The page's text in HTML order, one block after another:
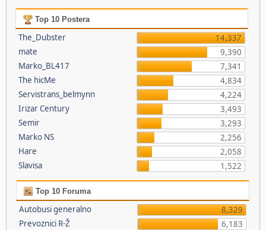
Top 10 Postera
The_Dubster
14,337
mate
9,390
Marko_BL417
7,341
The hicMe
4,834
Servistrans_belmynn
4,224
Irizar Century
3,493
Semir
3,293
Marko NS
2,256
Hare
2,058
Slavisa
1,522
Top 10 Foruma
Autobusi generalno
8,329
Prevoznici R-Ž
6,183